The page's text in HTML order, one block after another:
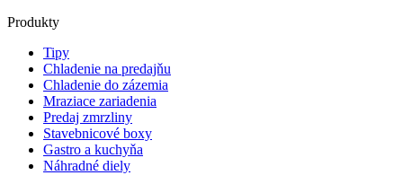
Produkty
Tipy
Chladenie na predajňu
Chladenie do zázemia
Mraziace zariadenia
Predaj zmrzliny
Stavebnicové boxy
Gastro a kuchyňa
Náhradné diely